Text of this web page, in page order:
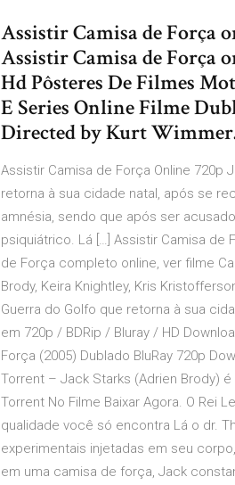
Assistir Camisa de Força
Assistir Camisa de Força
Hd Pôsteres De Filmes
E Series Online Filme
Directed by Kurt
Assistir Camisa de Força Online 720p
retorna à sua cidade natal, após se
amnésia, sendo que após ser
psiquiátrico. Lá […] Assistir Camisa de
de Força completo online, ver filme
Brody, Keira Knightley, Kris
Guerra do Golfo que retorna à sua
em 720p / BDRip / Bluray / HD
Força (2005) Dublado BluRay 720p
Torrent – Jack Starks (Adrien Brody) é
Torrent No Filme Baixar Agora. O Rei
qualidade você só encontra Lá o dr.
experimentais injetadas em seu
em uma camisa de força, Jack